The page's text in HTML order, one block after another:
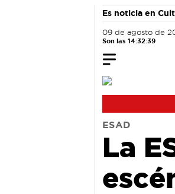
Es noticia en
09 de agosto de
Son las 14:32:40
ESAD
La